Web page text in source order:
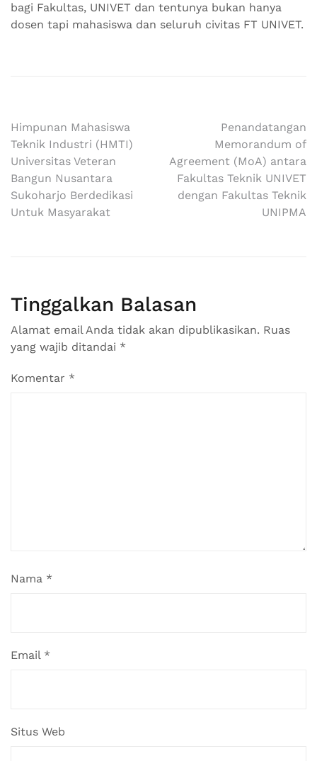
bagi Fakultas, UNIVET dan tentunya bukan hanya
dosen tapi mahasiswa dan seluruh civitas FT UNIVET.
Navigasi
pos
Himpunan Mahasiswa
Teknik Industri (HMTI)
Universitas Veteran
Bangun Nusantara
Sukoharjo Berdedikasi
Untuk Masyarakat
Penandatangan
Memorandum of
Agreement (MoA) antara
Fakultas Teknik UNIVET
dengan Fakultas Teknik
UNIPMA
Tinggalkan Balasan
Alamat email Anda tidak akan dipublikasikan. Ruas
yang wajib ditandai *
Komentar *
Nama *
Email *
Situs Web